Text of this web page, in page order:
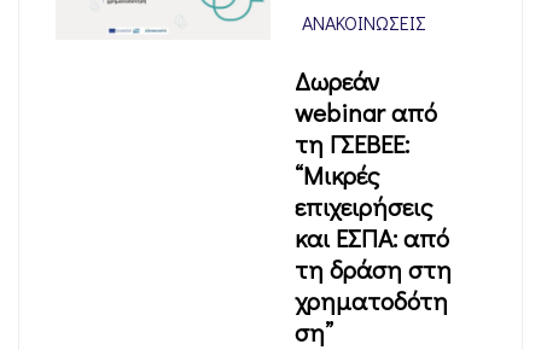
ΑΝΑΚΟΙΝΏΣΕΙΣ
Δωρεάν
webinar από
τη ΓΣΕΒΕΕ:
“Μικρές
επιχειρήσεις
και ΕΣΠΑ: από
τη δράση στη
χρηματοδότη
ση”